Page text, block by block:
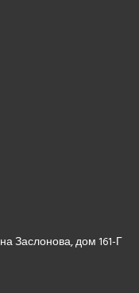
Заслонова, дом 161-Г